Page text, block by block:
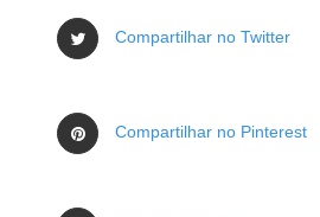
Compartilhar no Twitter
Compartilhar no Pinterest